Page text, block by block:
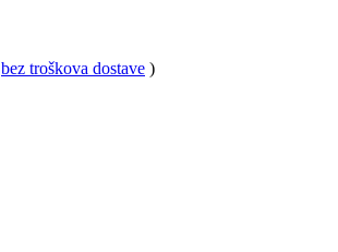
bez troškova dostave )